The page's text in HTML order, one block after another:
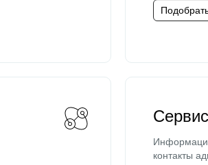
контакты